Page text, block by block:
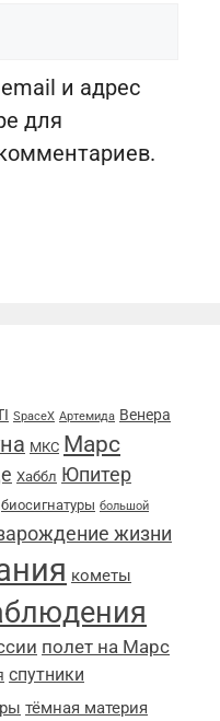
и адрес
для
SpaceX Артемида Венера
МКС Марс
Хаббл Юпитер
биосигнатуры большой
жизни
кометы
полет на Марс
спутники
тёмная материя